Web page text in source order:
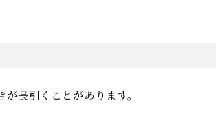
長引くことがあります。